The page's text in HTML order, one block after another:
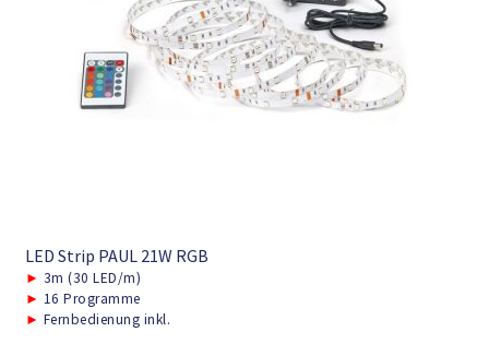
LED Strip PAUL 21W RGB
► 3m (30 LED/m)
► 16 Programme
► Fernbedienung inkl.